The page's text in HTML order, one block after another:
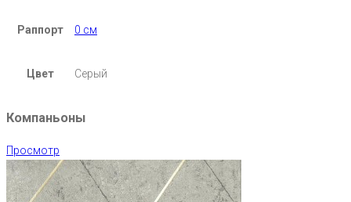
Раппорт 0 см
Цвет Серый
Компаньоны
Просмотр